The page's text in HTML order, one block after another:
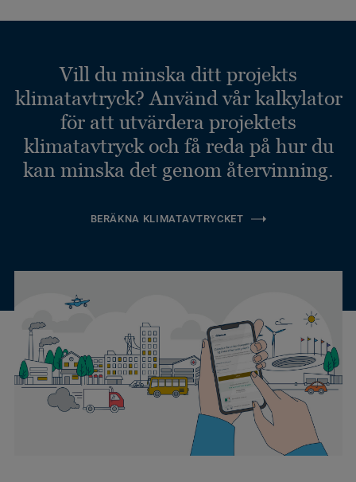
Vill du minska ditt projekts
klimatavtryck? Använd vår kalkylator
för att utvärdera projektets
klimatavtryck och få reda på hur du
kan minska det genom återvinning.
BERÄKNA KLIMATAVTRYCKET